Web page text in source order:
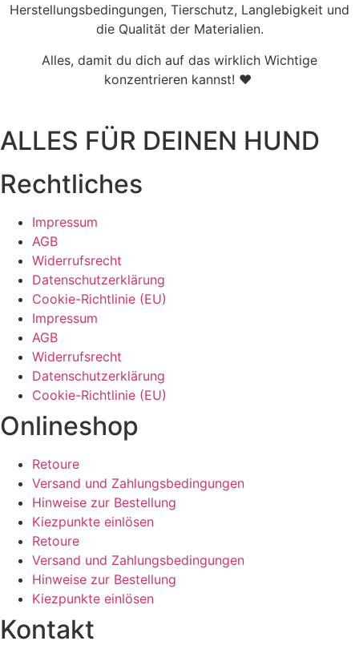
Herstellungsbedingungen, Tierschutz, Langlebigkeit und
die Qualität der Materialien.
Alles, damit du dich auf das wirklich Wichtige
konzentrieren kannst! ♥
ALLES FÜR DEINEN HUND
Rechtliches
Impressum
AGB
Widerrufsrecht
Datenschutzerklärung
Cookie-Richtlinie (EU)
Impressum
AGB
Widerrufsrecht
Datenschutzerklärung
Cookie-Richtlinie (EU)
Onlineshop
Retoure
Versand und Zahlungsbedingungen
Hinweise zur Bestellung
Kiezpunkte einlösen
Retoure
Versand und Zahlungsbedingungen
Hinweise zur Bestellung
Kiezpunkte einlösen
Kontakt​